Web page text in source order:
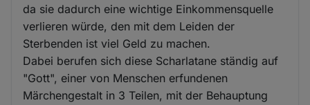
da sie dadurch eine wichtige Einkommensquelle
verlieren würde, den mit dem Leiden der
Sterbenden ist viel Geld zu machen.
Dabei berufen sich diese Scharlatane ständig auf
"Gott", einer von Menschen erfundenen
Märchengestalt in 3 Teilen, mit der Behauptung